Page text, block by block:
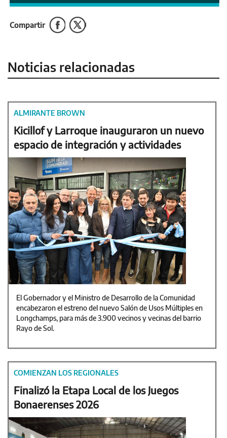
Compartir
Noticias relacionadas
ALMIRANTE BROWN
Kicillof y Larroque inauguraron un nuevo
espacio de integración y actividades
El Gobernador y el Ministro de Desarrollo de la Comunidad
encabezaron el estreno del nuevo Salón de Usos Múltiples en
Longchamps, para más de 3.900 vecinos y vecinas del barrio
Rayo de Sol.
COMIENZAN LOS REGIONALES
Finalizó la Etapa Local de los Juegos
Bonaerenses 2026